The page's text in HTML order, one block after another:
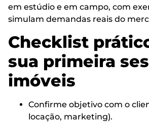
em estúdio e em campo, com
simulam demandas reais do
Checklist
sua primeira
imóveis
Confirme objetivo com o
locação, marketing).